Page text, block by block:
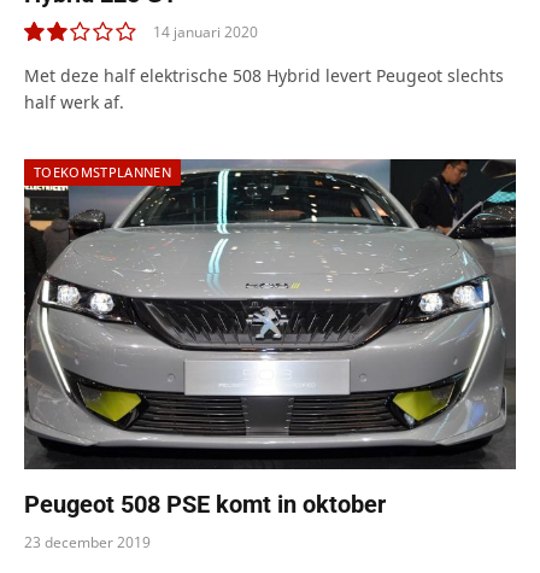
4.0
14 januari 2020
Met deze half elektrische 508 Hybrid levert Peugeot slechts
half werk af.
TOEKOMSTPLANNEN
Peugeot 508 PSE komt in oktober
23 december 2019